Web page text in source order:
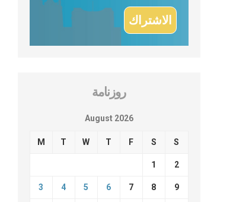
روزنامة
August 2026
M T W T F S S
1 2
3 4 5 6 7 8 9